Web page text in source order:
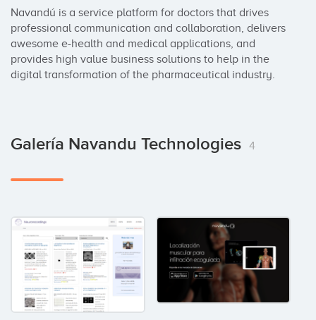
Navandú is a service platform for doctors that drives
professional communication and collaboration, delivers
awesome e-health and medical applications, and
provides high value business solutions to help in the
digital transformation of the pharmaceutical industry.
Galería Navandu Technologies 4